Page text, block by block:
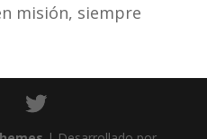
misión, siempre